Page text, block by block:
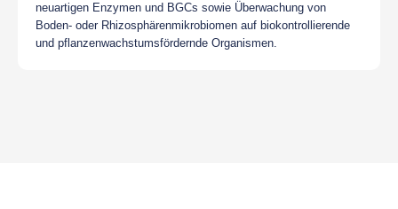
neuartigen Enzymen und BGCs sowie Überwachung von
Boden- oder Rhizosphärenmikrobiomen auf biokontrollierende
und pflanzenwachstumsfördernde Organismen.